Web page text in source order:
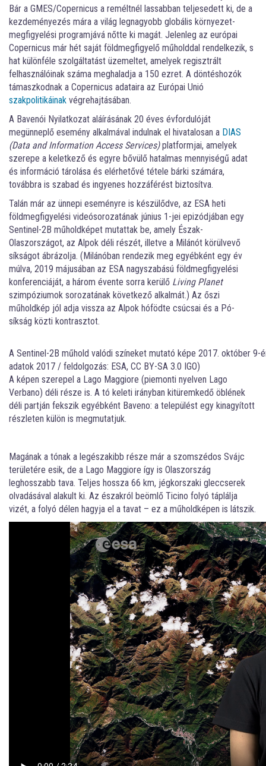
Bár a GMES/Copernicus a reméltnél lassabban teljesedett ki, de a
kezdeményezés mára a világ legnagyobb globális környezet-
megfigyelési programjává nőtte ki magát. Jelenleg az európai
Copernicus már hét saját földmegfigyelő műholddal rendelkezik, s
hat különféle szolgáltatást üzemeltet, amelyek regisztrált
felhasználóinak száma meghaladja a 150 ezret. A döntéshozók
támaszkodnak a Copernicus adataira az Európai Unió
szakpolitikáinak végrehajtásában.
A Bavenói Nyilatkozat aláírásának 20 éves évfordulóját
megünneplő esemény alkalmával indulnak el hivatalosan a DIAS
(Data and Information Access Services)platformjai, amelyek
szerepe a keletkező és egyre bővülő hatalmas mennyiségű adat
és információ tárolása és elérhetővé tétele bárki számára,
továbbra is szabad és ingyenes hozzáférést biztosítva.
Talán már az ünnepi eseményre is készülődve, az ESA heti
földmegfigyelési videósorozatának június 1-jei epizódjában egy
Sentinel-2B műholdképet mutattak be, amely Észak-
Olaszországot, az Alpok déli részét, illetve a Milánót körülvevő
síkságot ábrázolja. (Milánóban rendezik meg egyébként egy év
múlva, 2019 májusában az ESA nagyszabású földmegfigyelési
konferenciáját, a három évente sorra kerülő Living Planet
szimpóziumok sorozatának következő alkalmát.) Az őszi
műholdkép jól adja vissza az Alpok hófödte csúcsai és a Pó-
síkság közti kontrasztot.
A Sentinel-2B műhold valódi színeket mutató képe 2017. október
adatok 2017 / feldolgozás: ESA, CC BY-SA 3.0 IGO)
A képen szerepel a Lago Maggiore (piemonti nyelven Lago
Verbano) déli része is. A tó keleti irányban kitüremkedő öblének
déli partján fekszik egyébként Baveno: a települést egy kinagyított
részleten külön is megmutatjuk.
Magának a tónak a legészakibb része már a szomszédos Svájc
területére esik, de a Lago Maggiore így is Olaszország
leghosszabb tava. Teljes hossza 66 km, jégkorszaki gleccserek
olvadásával alakult ki. Az északról beömlő Ticino folyó táplálja
vizét, a folyó délen hagyja el a tavat – ez a műholdképen is látszik.